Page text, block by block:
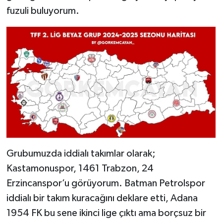
fuzuli buluyorum.
Grubumuzda iddialı takımlar olarak;
Kastamonuspor, 1461 Trabzon, 24
Erzincanspor’u görüyorum. Batman Petrolspor
iddialı bir takım kuracağını deklare etti, Adana
1954 FK bu sene ikinci lige çıktı ama borçsuz bir